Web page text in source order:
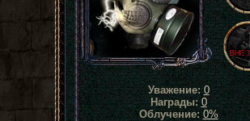
Уважение:0
Награды: 0
Облучение:0%